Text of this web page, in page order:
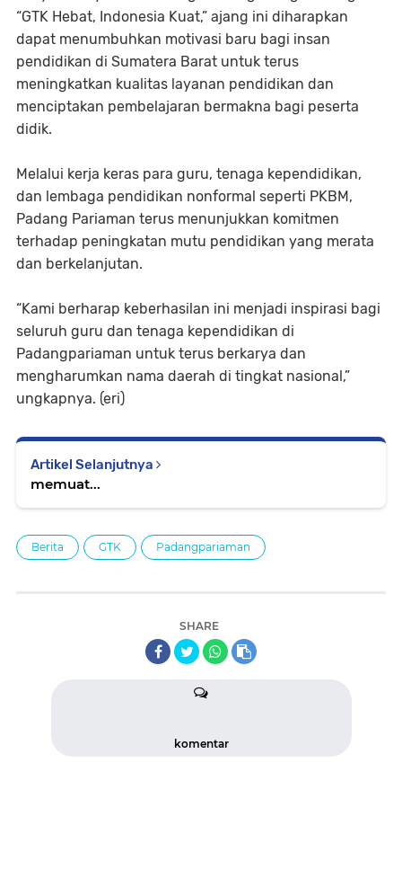
“GTK Hebat, Indonesia Kuat,” ajang ini diharapkan
dapat menumbuhkan motivasi baru bagi insan
pendidikan di Sumatera Barat untuk terus
meningkatkan kualitas layanan pendidikan dan
menciptakan pembelajaran bermakna bagi peserta
didik.
Melalui kerja keras para guru, tenaga kependidikan,
dan lembaga pendidikan nonformal seperti PKBM,
Padang Pariaman terus menunjukkan komitmen
terhadap peningkatan mutu pendidikan yang merata
dan berkelanjutan.
“Kami berharap keberhasilan ini menjadi inspirasi bagi
seluruh guru dan tenaga kependidikan di
Padangpariaman untuk terus berkarya dan
mengharumkan nama daerah di tingkat nasional,”
ungkapnya. (eri)
Artikel Selanjutnya
memuat...
Berita GTK Padangpariaman
SHARE
komentar